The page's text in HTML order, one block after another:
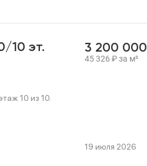
10 эт. 3 200 000
45 326 ₽за м²
10 из 10.
19 июля 2026